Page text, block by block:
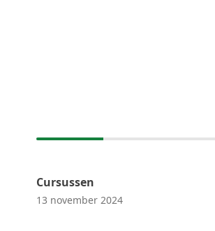
Cursussen
13 november 2024